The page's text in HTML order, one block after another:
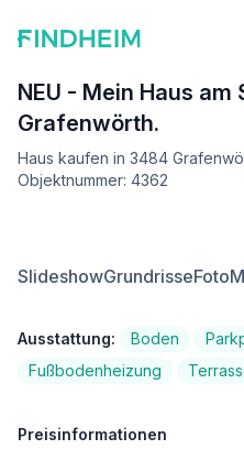
NEU - Mein Haus
Grafenwörth.
Haus kaufen in 3484
Objektnummer: 4362
SlideshowGrundrisse
Ausstattung: Boden
Fußbodenheizung
Preisinformationen